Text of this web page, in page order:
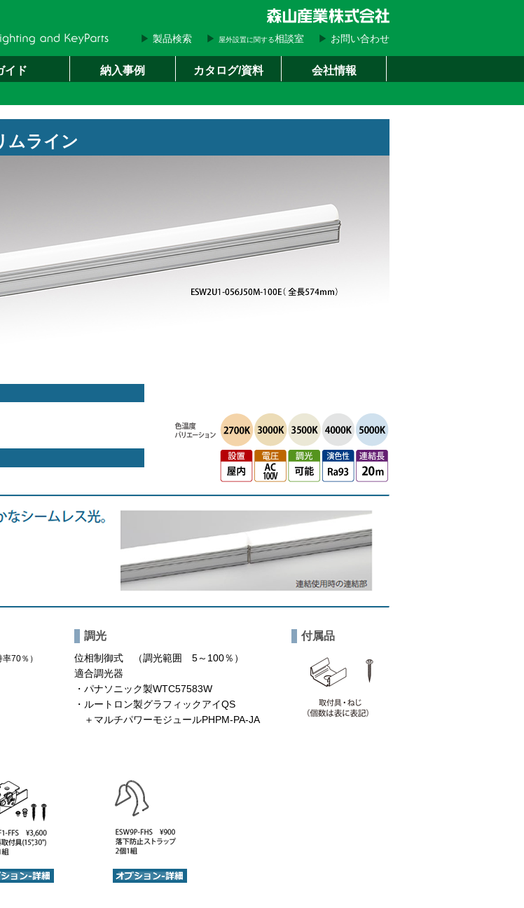
▶ 製品検索 ▶ 屋外設置に関する相談室 ▶ お問い合わせ
イド 納入事例 カタログ/資料 会社情報
ムライン
率70％）
調光
位相制御式 （調光範囲 5～100％）
適合調光器
・パナソニック製WTC57583W
・ルートロン製グラフィックアイQS
＋マルチパワーモジュールPHPM-PA-JA
付属品